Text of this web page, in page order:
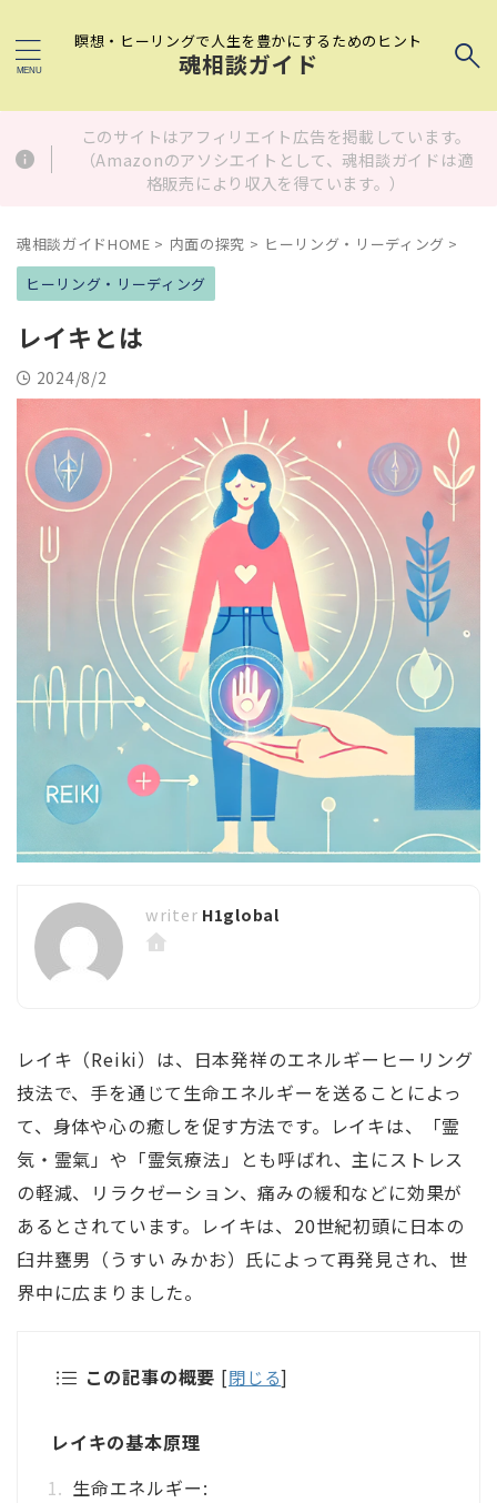
瞑想・ヒーリングで人生を豊かにするためのヒント
魂相談ガイド
このサイトはアフィリエイト広告を掲載しています。
（Amazonのアソシエイトとして、魂相談ガイドは適
格販売により収入を得ています。）
魂相談ガイドHOME > 内面の探究 > ヒーリング・リーディング >
ヒーリング・リーディング
レイキとは
2024/8/2
H1global
レイキ（Reiki）は、日本発祥のエネルギーヒーリング
技法で、手を通じて生命エネルギーを送ることによっ
て、身体や心の癒しを促す方法です。レイキは、「霊
気・霊氣」や「霊気療法」とも呼ばれ、主にストレス
の軽減、リラクゼーション、痛みの緩和などに効果が
あるとされています。レイキは、20世紀初頭に日本の
臼井甕男（うすい みかお）氏によって再発見され、世
界中に広まりました。
この記事の概要 [閉じる]
レイキの基本原理
生命エネルギー: